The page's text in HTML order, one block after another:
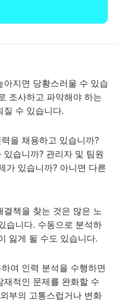
아지면 당황스러울 수 있습
조사하고 파악해야 하는
질 수 있습니다.
을 채용하고 있습니까?
습니까? 관리자 및 팀원
가 있습니까? 아니면 다른
책을 찾는 것은 많은 노
습니다. 수동으로 분석하
잃게 될 수도 있습니다.
여 인력 분석을 수행하면
적인 문제를 완화할 수
부의 고통스럽거나 변화